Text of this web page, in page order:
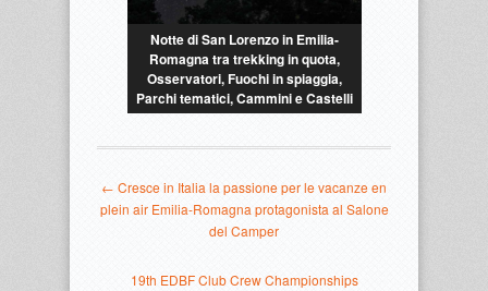
Notte di San Lorenzo in Emilia-
Romagna tra trekking in quota,
Osservatori, Fuochi in spiaggia,
Parchi tematici, Cammini e Castelli
← Cresce in Italia la passione per le vacanze en
plein air Emilia-Romagna protagonista al Salone
del Camper
19th EDBF Club Crew Championships